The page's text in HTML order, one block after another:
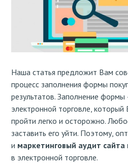
Наша статья предложит Вам
процесс заполнения формы
результатов. Заполнение
электронной торговле,
пройти легко и осторожно.
заставить его уйти. Поэтому,
и маркетинговый аудит сайта
в электронной торговле.